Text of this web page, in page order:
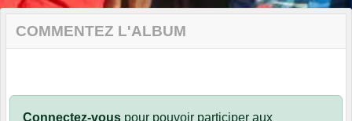
COMMENTEZ L'ALBUM
Connectez-vous pour pouvoir participer aux